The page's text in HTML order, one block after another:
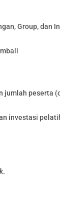
Group, dan
jumlah peserta
investasi
.